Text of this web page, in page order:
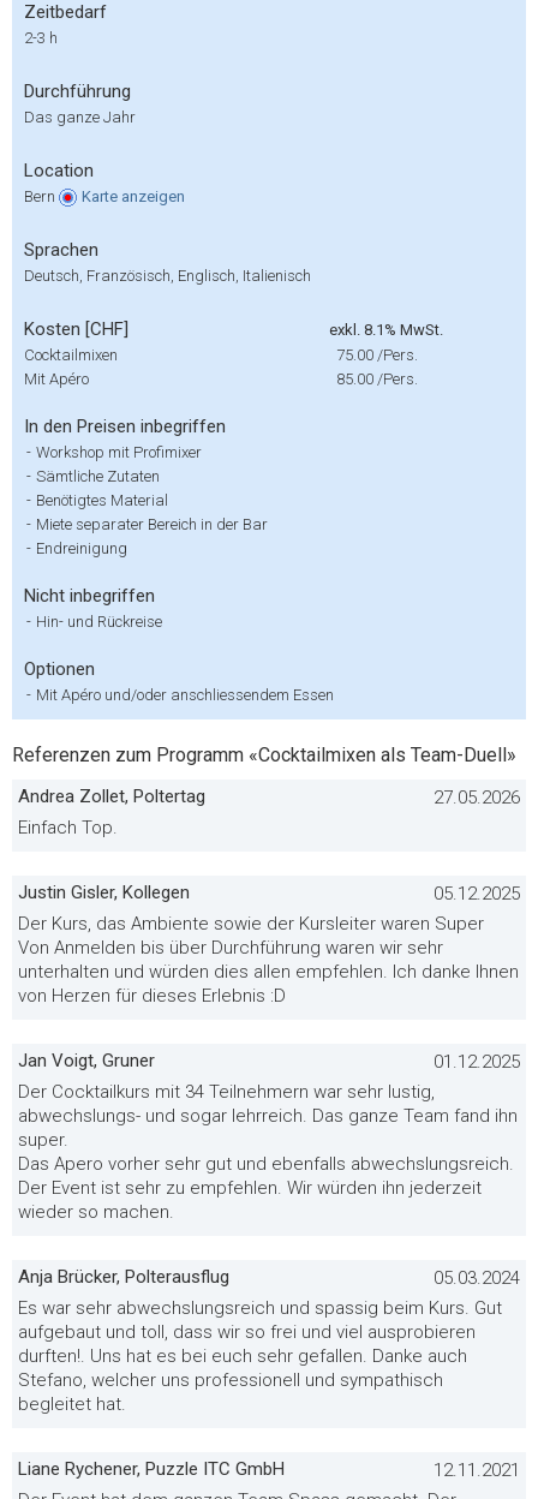
Zeitbedarf
2-3 h
Durchführung
Das ganze Jahr
Location
Bern Karte anzeigen
Sprachen
Deutsch, Französisch, Englisch, Italienisch
Kosten [CHF]
exkl. 8.1% MwSt.
Cocktailmixen
75.00 /Pers.
Mit Apéro
85.00 /Pers.
In den Preisen inbegriffen
- Workshop mit Profimixer
- Sämtliche Zutaten
- Benötigtes Material
- Miete separater Bereich in der Bar
- Endreinigung
Nicht inbegriffen
- Hin- und Rückreise
Optionen
- Mit Apéro und/oder anschliessendem Essen
Referenzen zum Programm «Cocktailmixen als Team-Duell»
Andrea Zollet, Poltertag
27.05.2026
Einfach Top.
Justin Gisler, Kollegen
05.12.2025
Der Kurs, das Ambiente sowie der Kursleiter waren Super
Von Anmelden bis über Durchführung waren wir sehr
unterhalten und würden dies allen empfehlen. Ich danke Ihnen
von Herzen für dieses Erlebnis :D
Jan Voigt, Gruner
01.12.2025
Der Cocktailkurs mit 34 Teilnehmern war sehr lustig,
abwechslungs- und sogar lehrreich. Das ganze Team fand ihn
super.
Das Apero vorher sehr gut und ebenfalls abwechslungsreich.
Der Event ist sehr zu empfehlen. Wir würden ihn jederzeit
wieder so machen.
Anja Brücker, Polterausflug
05.03.2024
Es war sehr abwechslungsreich und spassig beim Kurs. Gut
aufgebaut und toll, dass wir so frei und viel ausprobieren
durften!. Uns hat es bei euch sehr gefallen. Danke auch
Stefano, welcher uns professionell und sympathisch
begleitet hat.
Liane Rychener, Puzzle ITC GmbH
12.11.2021